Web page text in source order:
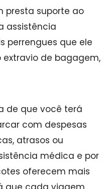
presta suporte ao
assistência
perrengues que ele
de bagagem,
de que você terá
com despesas
atrasos ou
médica e por
oferecem mais